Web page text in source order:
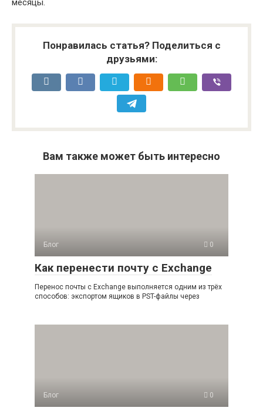
месяцы.
Понравилась статья? Поделиться с
друзьями:
Вам также может быть интересно
Блог 0
Как перенести почту с Exchange
Перенос почты с Exchange выполняется одним из трёх
способов: экспортом ящиков в PST-файлы через
Блог 0